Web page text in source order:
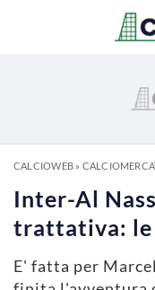
CALCIOWEB»
Inter-Al
trattativa: le
E' fatta per